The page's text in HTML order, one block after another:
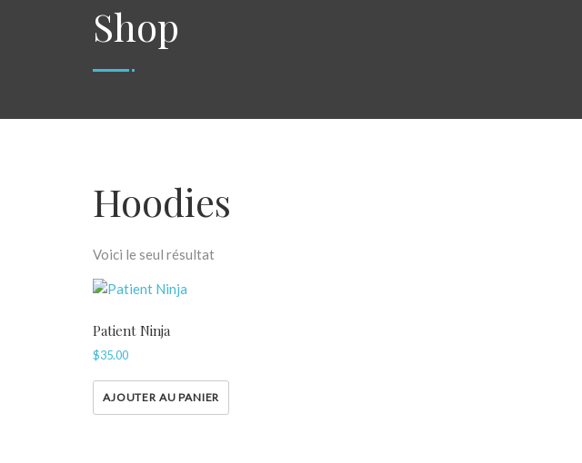
Shop
Hoodies
Voici le seul résultat
Patient Ninja
$35.00
AJOUTER AU PANIER